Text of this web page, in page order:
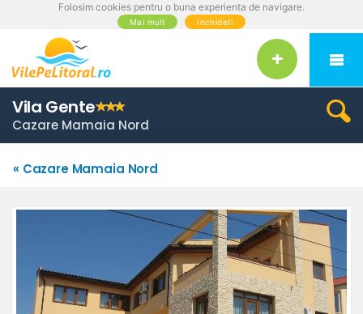
Folosim cookies pentru o buna experienta de navigare.
Mai mult Inchideti
Vila Gente
Cazare Mamaia Nord
« Cazare Mamaia Nord